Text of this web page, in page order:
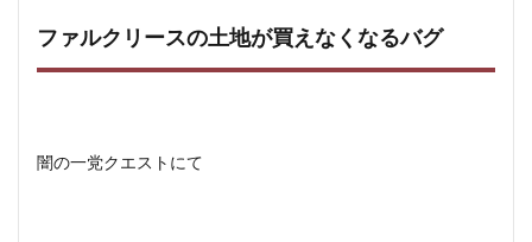
ファルクリースの土地が買えなくなるバグ
闇の一党クエストにて